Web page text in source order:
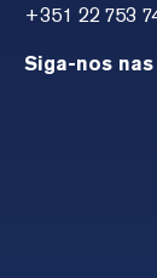
+351 22 753
Siga-nos